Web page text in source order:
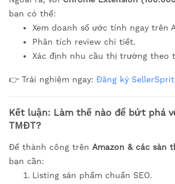
bạn có thể:
Xem doanh số ước tính ngay trên
Phân tích review chi tiết.
Xác định nhu cầu thị trường theo
👉 Trải nghiệm ngay: Đăng ký
Kết luận: Làm thế nào để bứt phá
TMĐT?
Để thành công trên Amazon & các sàn
bạn cần:
Listing sản phẩm chuẩn SEO.